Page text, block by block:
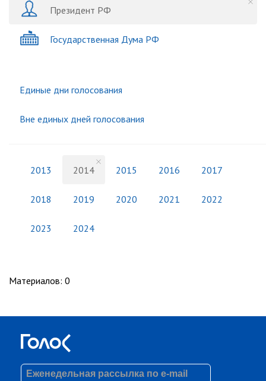
Президент РФ
Государственная Дума РФ
Единые дни голосования
Вне единых дней голосования
2013 2014 2015 2016 2017
2018 2019 2020 2021 2022
2023 2024
Материалов: 0